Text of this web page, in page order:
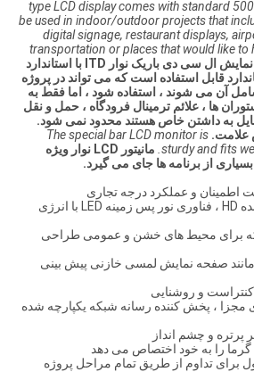
type LCD display comes with standard
be used in indoor/outdoor projects that
digital signage, restaurant displays,
transportation or places that would like to
صفحه نمایش ال سی دی باریک نوار ITD با استاندارد
نیت استاندارد قابل استفاده است که می تواند در پروژه
آن می شوند ، استفاده شود ، اما فقط به
ها ، علائم ترمینال فرودگاه ، حمل و نقل
به داشتن خاص هستند محدود نمی شود.
علامت. The special bar LCD monitor is
sturdy and fits
مانیتور LCD نوار ویژه
از برنامه ها جای می گیرد.
اطمینان و عملکرد درجه تجاری
صفحه نمایش خیره کننده HD ، فناوری نور پس زمینه LED با انرژی
برای محیط های خشن و عمومی طراحی
صفحه نمایش لمسی خازنی پیش بینی
کنتراست و روشنایی
، پخش کننده رسانه شبکه یکپارچه شده
پرتره و چشم انداز
را به خود اختصاص می دهد
برای تداوم از طریق تمام مراحل پروژه